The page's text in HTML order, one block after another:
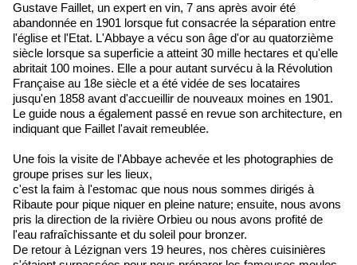
Gustave Faillet, un expert en vin, 7 ans après avoir été
abandonnée en 1901 lorsque fut consacrée la séparation entre
l'église et l'Etat. L'Abbaye a vécu son âge d'or au quatorzième
siècle lorsque sa superficie a atteint 30 mille hectares et qu'elle
abritait 100 moines. Elle a pour autant survécu à la Révolution
Française au 18e siècle et a été vidée de ses locataires
jusqu'en 1858 avant d'accueillir de nouveaux moines en 1901.
Le guide nous a également passé en revue son architecture, en
indiquant que Faillet l'avait remeublée.
Une fois la visite de l'Abbaye achevée et les photographies de
groupe prises sur les lieux,
c'est la faim à l'estomac que nous nous sommes dirigés à
Ribaute pour pique niquer en pleine nature; ensuite, nous avons
pris la direction de la rivière Orbieu ou nous avons profité de
l'eau rafraîchissante et du soleil pour bronzer.
De retour à Lézignan vers 19 heures, nos chères cuisinières